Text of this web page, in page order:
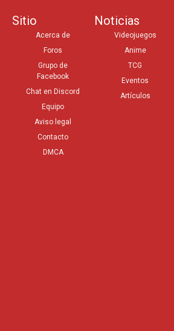
Sitio
Acerca de
Foros
Grupo de
Facebook
Chat en Discord
Equipo
Aviso legal
Contacto
DMCA
Noticias
Videojuegos
Anime
TCG
Eventos
Artículos